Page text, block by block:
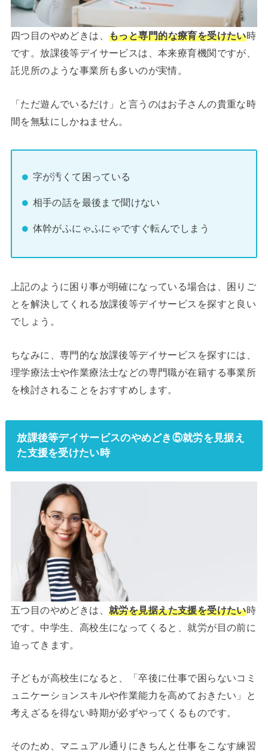
四つ目のやめどきは、もっと専門的な療育を受けたい時
です。放課後等デイサービスは、本来療育機関ですが、
託児所のような事業所も多いのが実情。
「ただ遊んでいるだけ」と言うのはお子さんの貴重な時
間を無駄にしかねません。
字が汚くて困っている
相手の話を最後まで聞けない
体幹がふにゃふにゃですぐ転んでしまう
上記のように困り事が明確になっている場合は、困りご
とを解決してくれる放課後等デイサービスを探すと良い
でしょう。
ちなみに、専門的な放課後等デイサービスを探すには、
理学療法士や作業療法士などの専門職が在籍する事業所
を検討されることをおすすめします。
放課後等デイサービスのやめどき⑤就労を見据え
た支援を受けたい時
五つ目のやめどきは、就労を見据えた支援を受けたい時
です。中学生、高校生になってくると、就労が目の前に
迫ってきます。
子どもが高校生になると、「卒後に仕事で困らないコミ
ュニケーションスキルや作業能力を高めておきたい」と
考えざるを得ない時期が必ずやってくるものです。
そのため、マニュアル通りにきちんと仕事をこなす練習